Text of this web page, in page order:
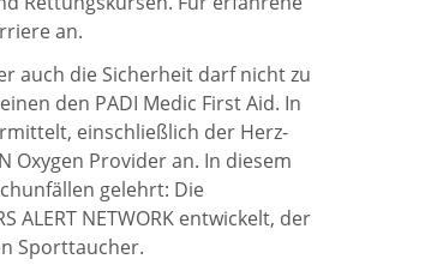
an.
auch die Sicherheit darf nicht zu
den PADI Medic First Aid. In
einschließlich der Herz-
Oxygen Provider an. In diesem
gelehrt: Die
NETWORK entwickelt, der
Sporttaucher.